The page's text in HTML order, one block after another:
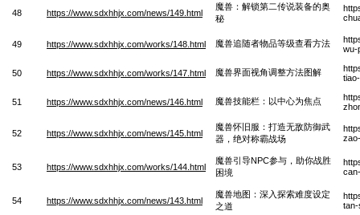
48 https://www.sdxhhjx.com/news/149.html
魔兽：解锁第二传说装备的奥
秘
49 https://www.sdxhhjx.com/works/148.html 魔兽追随者物品等级查看方法
wu-
50 https://www.sdxhhjx.com/works/147.html 魔兽界面视角调整方法图解
51 https://www.sdxhhjx.com/news/146.html 魔兽技能栏：以中心为焦点
52 https://www.sdxhhjx.com/news/145.html
魔兽怀旧服：打造无敌防御武
器，绝对称霸战场
53 https://www.sdxhhjx.com/works/144.html
魔兽引导NPC参与，助你战胜
困境
54 https://www.sdxhhjx.com/news/143.html
魔兽地图：深入探索难度设定
之道
tan-